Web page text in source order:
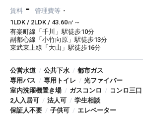
賃料 - 管理費等 -
1LDK / 2LDK / 43.60㎡～
有楽町線「千川」駅徒歩10分
副都心線「小竹向原」駅徒歩13分
東武東上線「大山」駅徒歩16分
公営水道 / 公共下水 / 都市ガス
専用バス / 専用トイレ / 光ファイバー
室内洗濯機置き場 / ガスコンロ / コンロ三口
2人入居可 / 法人可 / 学生相談
保証人不要 / 子供可 / エレベーター